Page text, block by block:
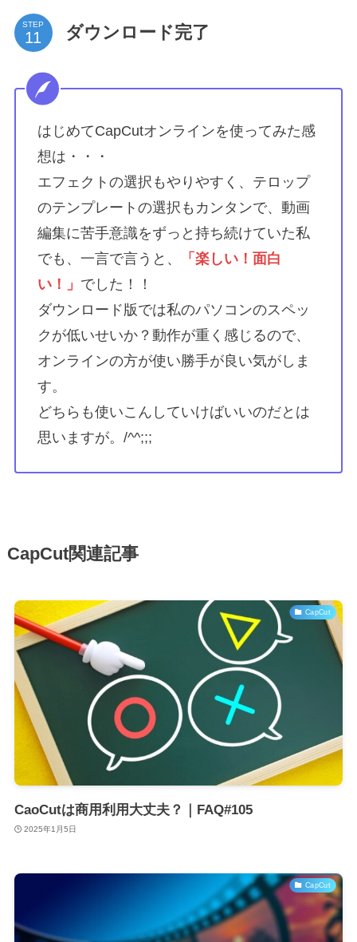
STEP ダウンロード完了
はじめてCapCutオンラインを使ってみた感
想は・・・
エフェクトの選択もやりやすく、テロップ
のテンプレートの選択もカンタンで、動画
編集に苦手意識をずっと持ち続けていた私
でも、一言で言うと、
「楽しい！面白
い！」 でした！！
ダウンロード版では私のパソコンのスペッ
クが低いせいか？動作が重く感じるので、
オンラインの方が使い勝手が良い気がしま
す。
どちらも使いこんしていけばいいのだとは
思いますが。/^^;;;
CapCut関連記事
CapCut
CaoCutは商用利用大丈夫？｜FAQ#105
2025年1月5日
CapCut